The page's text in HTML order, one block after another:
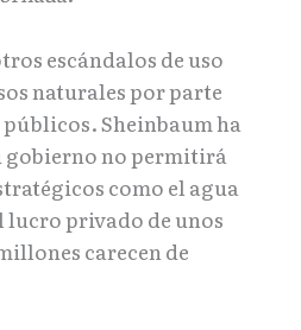
escándalos de uso
naturales por parte
Sheinbaum ha
gobierno no permitirá
como el agua
lucro privado de unos
carecen de